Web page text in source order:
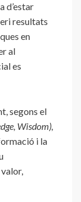
d’estar
resultats
en
al
es
segons el
Wisdom),
i la